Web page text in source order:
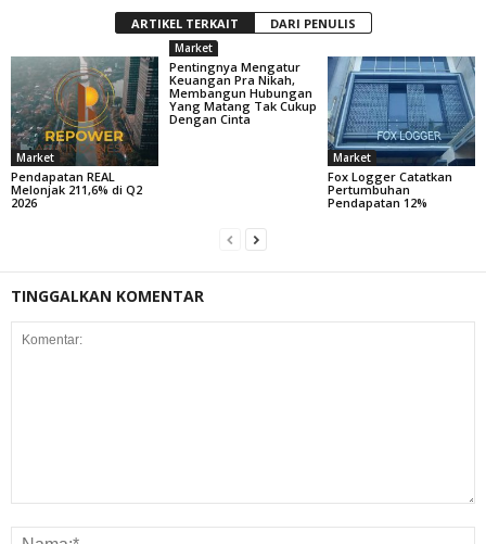
ARTIKEL TERKAIT DARI PENULIS
Market
Pendapatan REAL
Melonjak 211,6% di Q2
2026
Market
Pentingnya Mengatur
Keuangan Pra Nikah,
Membangun Hubungan
Yang Matang Tak Cukup
Dengan Cinta
Market
Fox Logger Catatkan
Pertumbuhan
Pendapatan 12%
TINGGALKAN KOMENTAR